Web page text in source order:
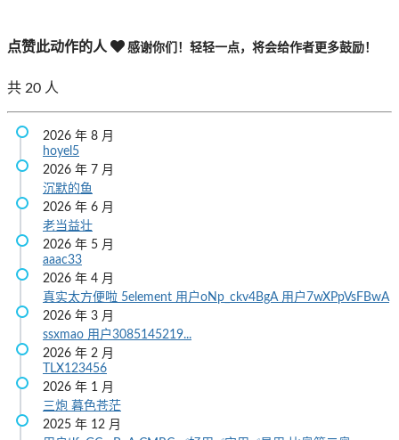
点赞此动作的人 感谢你们！轻轻一点，将会给作者更多鼓励！
共 20 人
2026 年 8 月
hoyel5
2026 年 7 月
沉默的鱼
2026 年 6 月
老当益壮
2026 年 5 月
aaac33
2026 年 4 月
真实太方便啦 5element 用户oNp_ckv4BgA 用户7wXPpVsFBwA
2026 年 3 月
ssxmao 用户3085145219...
2026 年 2 月
TLX123456
2026 年 1 月
三炮 暮色苍茫
2025 年 12 月